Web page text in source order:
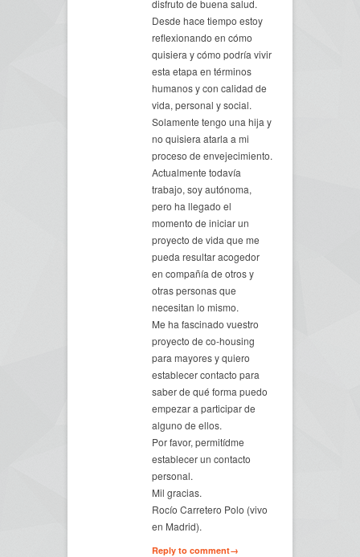
disfruto de buena salud.
Desde hace tiempo estoy
reflexionando en cómo
quisiera y cómo podría vivir
esta etapa en términos
humanos y con calidad de
vida, personal y social.
Solamente tengo una hija y
no quisiera atarla a mi
proceso de envejecimiento.
Actualmente todavía
trabajo, soy autónoma,
pero ha llegado el
momento de iniciar un
proyecto de vida que me
pueda resultar acogedor
en compañía de otros y
otras personas que
necesitan lo mismo.
Me ha fascinado vuestro
proyecto de co-housing
para mayores y quiero
establecer contacto para
saber de qué forma puedo
empezar a participar de
alguno de ellos.
Por favor, permitídme
establecer un contacto
personal.
Mil gracias.
Rocío Carretero Polo (vivo
en Madrid).
Reply to comment→